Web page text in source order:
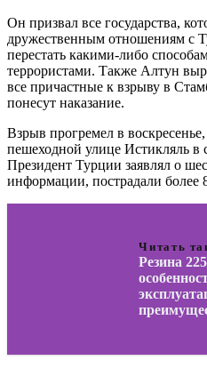
Он призвал все государства,
дружественным отношениям с
перестать какими-либо
террористами. Также Алтун
все причастные к взрыву в
понесут наказание.
Взрыв прогремел в
пешеходной улице Истикляль в
Президент Турции заявлял о
информации, пострадали более
Читать
Резина